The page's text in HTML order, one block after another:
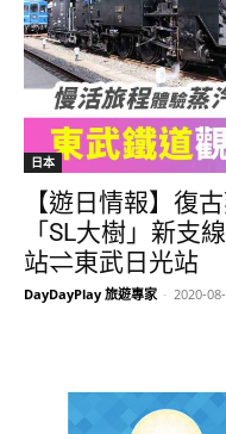
日本
【遊日情報】復
「SL大樹」新支
站⇌東武日光站
DayDayPlay 旅遊專家 - 2020-